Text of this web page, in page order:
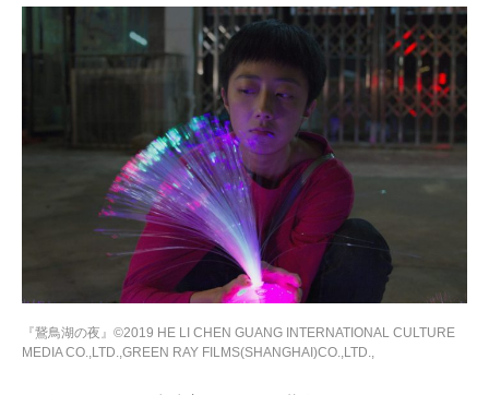
『鵞鳥湖の夜』©2019 HE LI CHEN GUANG INTERNATIONAL CULTURE
MEDIA CO.,LTD.,GREEN RAY FILMS(SHANGHAI)CO.,LTD.,